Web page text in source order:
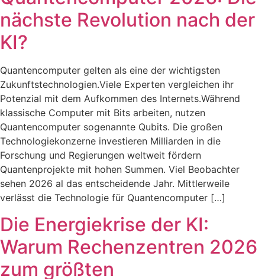
nächste Revolution nach der
KI?
Quantencomputer gelten als eine der wichtigsten
Zukunftstechnologien.Viele Experten vergleichen ihr
Potenzial mit dem Aufkommen des Internets.Während
klassische Computer mit Bits arbeiten, nutzen
Quantencomputer sogenannte Qubits. Die großen
Technologiekonzerne investieren Milliarden in die
Forschung und Regierungen weltweit fördern
Quantenprojekte mit hohen Summen. Viel Beobachter
sehen 2026 al das entscheidende Jahr. Mittlerweile
verlässt die Technologie für Quantencomputer […]
Die Energiekrise der KI:
Warum Rechenzentren 2026
zum größten